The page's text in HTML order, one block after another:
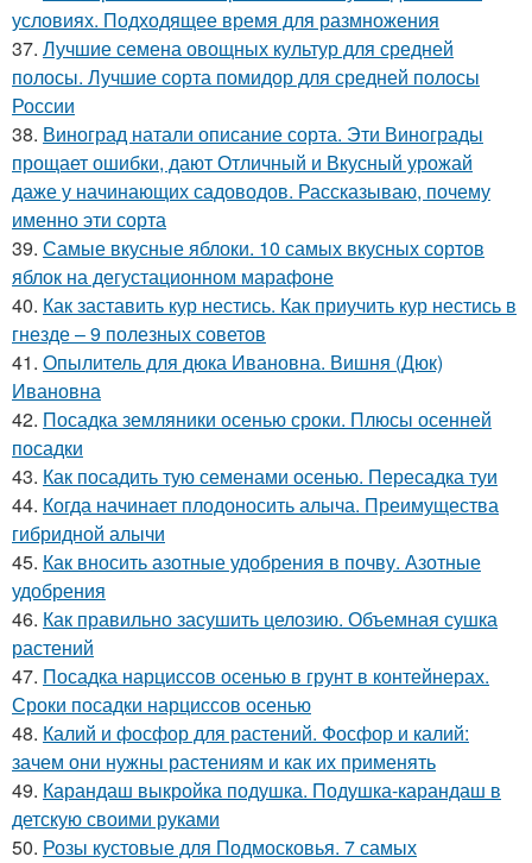
условиях. Подходящее время для размножения
37. Лучшие семена овощных культур для средней
полосы. Лучшие сорта помидор для средней полосы
России
38. Виноград натали описание сорта. Эти Винограды
прощает ошибки, дают Отличный и Вкусный урожай
даже у начинающих садоводов. Рассказываю, почему
именно эти сорта
39. Самые вкусные яблоки. 10 самых вкусных сортов
яблок на дегустационном марафоне
40. Как заставить кур нестись. Как приучить кур нестись в
гнезде – 9 полезных советов
41. Опылитель для дюка Ивановна. Вишня (Дюк)
Ивановна
42. Посадка земляники осенью сроки. Плюсы осенней
посадки
43. Как посадить тую семенами осенью. Пересадка туи
44. Когда начинает плодоносить алыча. Преимущества
гибридной алычи
45. Как вносить азотные удобрения в почву. Азотные
удобрения
46. Как правильно засушить целозию. Объемная сушка
растений
47. Посадка нарциссов осенью в грунт в контейнерах.
Сроки посадки нарциссов осенью
48. Калий и фосфор для растений. Фосфор и калий:
зачем они нужны растениям и как их применять
49. Карандаш выкройка подушка. Подушка-карандаш в
детскую своими руками
50. Розы кустовые для Подмосковья. 7 самых